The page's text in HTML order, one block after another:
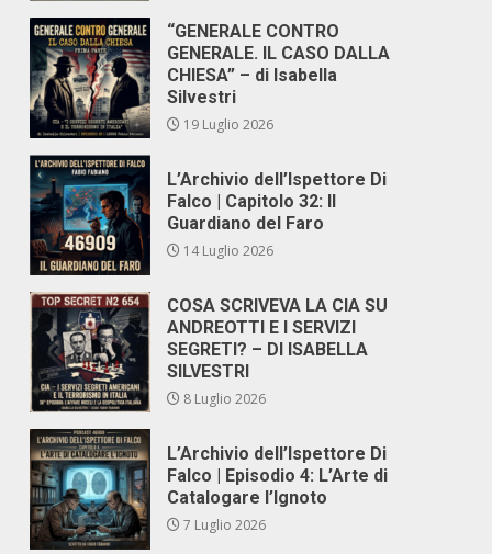
“GENERALE CONTRO
GENERALE. IL CASO DALLA
CHIESA” – di Isabella
Silvestri
19 Luglio 2026
L’Archivio dell’Ispettore Di
Falco | Capitolo 32: Il
Guardiano del Faro
14 Luglio 2026
COSA SCRIVEVA LA CIA SU
ANDREOTTI E I SERVIZI
SEGRETI? – DI ISABELLA
SILVESTRI
8 Luglio 2026
L’Archivio dell’Ispettore Di
Falco | Episodio 4: L’Arte di
Catalogare l’Ignoto
7 Luglio 2026